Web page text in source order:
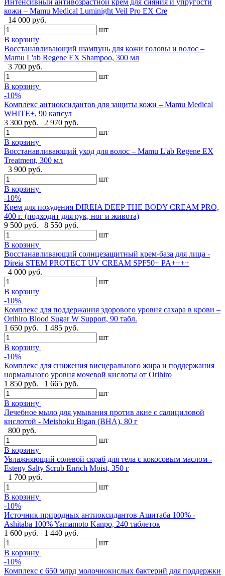
кожи – Mamu Medical Luminight Veil Pro EX Cre
14 000 руб.
шт
В корзину
Восстанавливающий шампунь для кожи головы и волос –
Mamu L'ab Regene EX Shampoo, 300 мл
3 700 руб.
шт
В корзину
-10%
Комплекс антиоксидантов для защиты кожи – Mamu Medical
WHITE+, 90 капсул
3 300 руб.
2 970 руб.
шт
В корзину
Восстанавливающий уход для волос – Mamu L'ab Regene EX
Treatment, 300 мл
3 900 руб.
шт
В корзину
-10%
Крем для похудения DIREIA DEEP THE BODY CREAM PRO,
400 г. (подходит для рук, ног и живота)
9 500 руб.
8 550 руб.
шт
В корзину
Восстанавливающий солнцезащитный крем-база для лица -
Direia STEM PROTECT UV CREAM SPF50+ PA++++
4 000 руб.
шт
В корзину
-10%
Комплекс для поддержания здорового уровня сахара в крови –
Orihiro Blood Sugar W Support, 90 табл.
1 650 руб.
1 485 руб.
шт
В корзину
-10%
Комплекс для снижения висцерального жира и поддержания
нормального уровня мочевой кислоты от Orihiro
1 850 руб.
1 665 руб.
шт
В корзину
Лечебное мыло для умывания против акне с салициловой
кислотой - Meishoku Bigan (BHA), 80 г
800 руб.
шт
В корзину
Увлажняющий солевой скраб для тела с кокосовым маслом -
Esteny Salty Scrub Enrich Moist, 350 г
1 700 руб.
шт
В корзину
-10%
Источник природных антиоксидантов Ашитаба 100% -
Ashitaba 100% Yamamoto Kanpo, 240 таблеток
1 600 руб.
1 440 руб.
шт
В корзину
-10%
Комплекс с 650 млрд молочнокислых бактерий для поддержки